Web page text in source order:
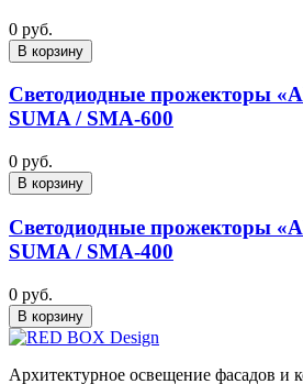
0 руб.
В корзину
Светодиодные прожекторы
SUMA / SMA-600
0 руб.
В корзину
Светодиодные прожекторы
SUMA / SMA-400
0 руб.
В корзину
Архитектурное освещение фасадов и